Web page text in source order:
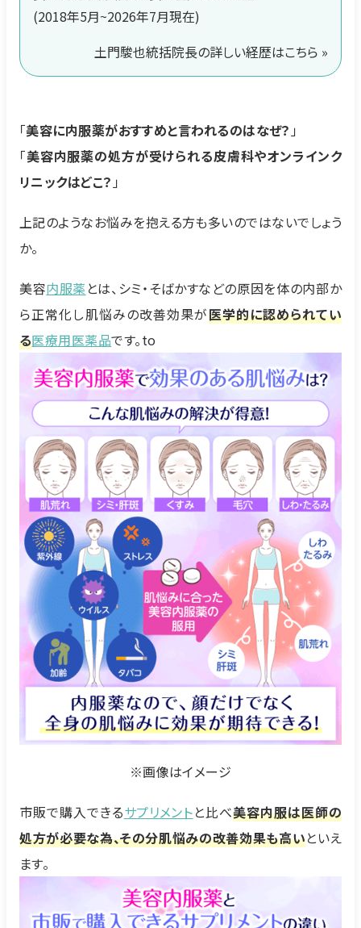
(2018年5月~2026年7月現在)
土門駿也統括院長の詳しい経歴はこちら »
「美容に内服薬がおすすめと言われるのはなぜ？ 」
「美容内服薬の処方が受けられる皮膚科やオンラインク
リニックはどこ？ 」
上記のようなお悩みを抱える方も多いのではないでしょう
か。
美容内服薬 とは、シミ・そばかすなどの原因を体の内部か
ら正常化し肌悩みの改善効果が医学的に認められてい
る医療用医薬品です。to
※画像はイメージ
市販で購入できるサプリメントと比べ美容内服は医師の
処方が必要な為、その分肌悩みの改善効果も高いといえ
ます。